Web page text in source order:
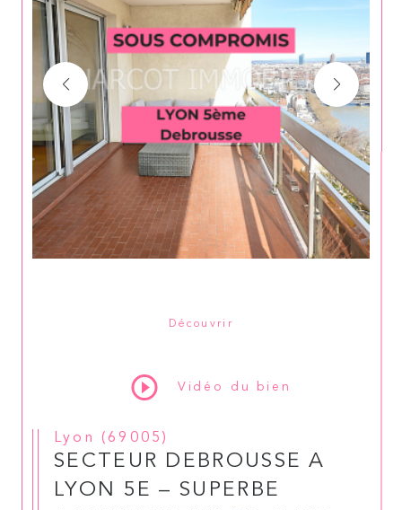
Découvrir
Vidéo du bien
Lyon (69005)
SECTEUR DEBROUSSE A
LYON 5E – SUPERBE